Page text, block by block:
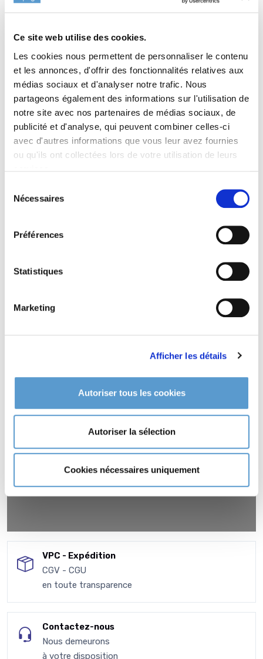
Ce site web utilise des cookies.
Les cookies nous permettent de personnaliser le contenu
et les annonces, d'offrir des fonctionnalités relatives aux
médias sociaux et d'analyser notre trafic. Nous
partageons également des informations sur l'utilisation de
notre site avec nos partenaires de médias sociaux, de
publicité et d'analyse, qui peuvent combiner celles-ci
avec d'autres informations que vous leur avez fournies
ou qu'ils ont collectées lors de votre utilisation de leurs
Nécessaires
Préférences
Statistiques
Marketing
Afficher les détails
Autoriser tous les cookies
Autoriser la sélection
Cookies nécessaires uniquement
Famille : Alliaceae
Genre : ASTELIA
Nom vernaculaire :
Plantation deASTELIA nervosa
Plantation à environ 10 cm de profondeur après avoir
correctement décompacté le sol.
Entretien deASTELIA nervosa
tout type de sol drainé.
ASTELIA nervosa est odorante (
VPC - Expédition
CGV - CGU
en toute transparence
Contactez-nous
Nous demeurons
à votre disposition